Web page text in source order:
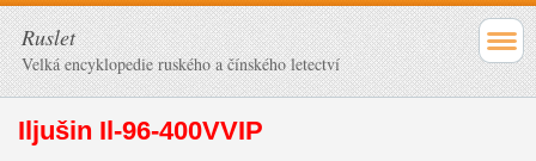
Ruslet
Velká encyklopedie ruského a čínského letectví
Iljušin Il-96-400VVIP